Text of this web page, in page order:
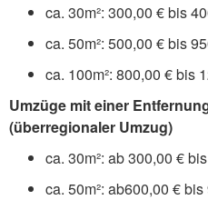
ca. 30m²: 300,00 € bis
ca. 50m²: 500,00 € bis
ca. 100m²: 800,00 € bis
Umzüge mit einer
(überregionaler Umzug)
ca. 30m²: ab 300,00 €
ca. 50m²: ab600,00 €